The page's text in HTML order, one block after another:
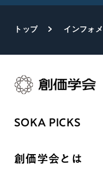
トップ インフォ
SOKA PICKS
創価学会とは